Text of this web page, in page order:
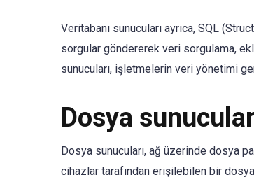
Veritabanı sunucuları ayrıca, SQL
sorgular göndererek veri sorgulama,
sunucuları, işletmelerin veri yönetimi
Dosya
Dosya sunucuları, ağ üzerinde dosya
cihazlar tarafından erişilebilen bir